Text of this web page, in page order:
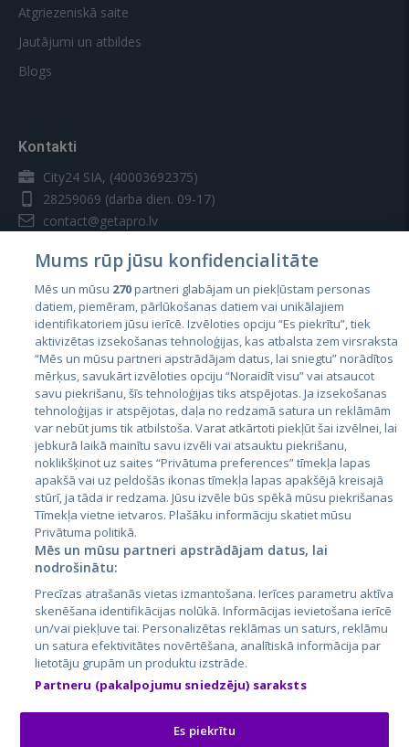
Atgriezeniskā saite
Jautājumi un atbildes
Blogs
Kontakti
City24 SIA, (40003692375)
28259069 (darba dien. 09-17)
contact@getapro.lv
Valstis
Igaunija
Latvija
Lietuva
City24.lv
City24.ee
GetaPro.lv
GetaPro.ee
Skelbiu.lt
Autoplius.lt
Aruodas.lt
CVbankas.lt
Kainos.lt
Paslaugos.lt
auto24.ee
Osta.ee
KuldneBörs.ee
Mums rūp jūsu konfidencialitāte
Mēs un mūsu 270partneri glabājam un piekļūstam personas
datiem, piemēram, pārlūkošanas datiem vai unikālajiem
identifikatoriem jūsu ierīcē. Izvēloties opciju “Es piekrītu”, tiek
aktivizētas izsekošanas tehnoloģijas, kas atbalsta zem virsraksta
“Mēs un mūsu partneri apstrādājam datus, lai sniegtu” norādītos
mērķus, savukārt izvēloties opciju “Noraidīt visu” vai atsaucot
savu piekrišanu, šīs tehnoloģijas tiks atspējotas. Ja izsekošanas
tehnoloģijas ir atspējotas, daļa no redzamā satura un reklāmām
var nebūt jums tik atbilstoša. Varat atkārtoti piekļūt šai izvēlnei, lai
jebkurā laikā mainītu savu izvēli vai atsauktu piekrišanu,
noklikšķinot uz saites “Privātuma preferences” tīmekļa lapas
apakšā vai uz peldošās ikonas tīmekļa lapas apakšējā kreisajā
stūrī, ja tāda ir redzama. Jūsu izvēle būs spēkā mūsu piekrišanas
Tīmekļa vietne ietvaros. Plašāku informāciju skatiet mūsu
Privātuma politikā.
Mēs un mūsu partneri apstrādājam datus, lai
nodrošinātu:
Precīzas atrašanās vietas izmantošana. Ierīces parametru aktīva
skenēšana identifikācijas nolūkā. Informācijas ievietošana ierīcē
un/vai piekļuve tai. Personalizētas reklāmas un saturs, reklāmu
un satura efektivitātes novērtēšana, analītiskā informācija par
lietotāju grupām un produktu izstrāde.
Partneru (pakalpojumu sniedzēju) saraksts
Es piekrītu